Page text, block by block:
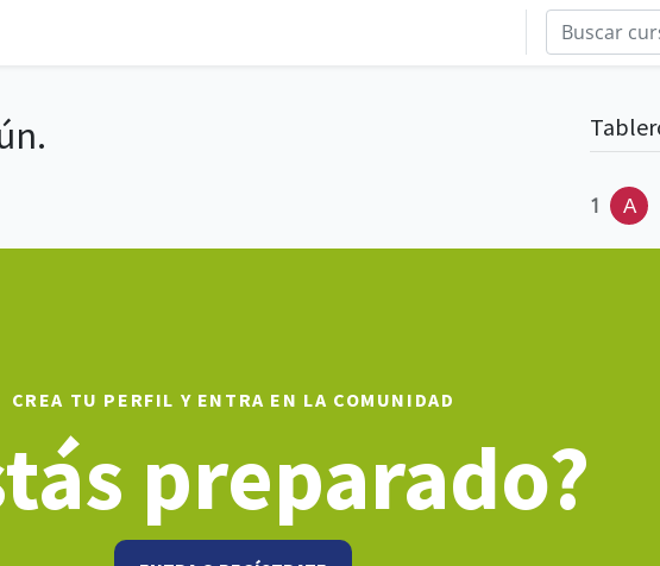
1
CREA TU PERFIL Y ENTRA EN LA COMUNIDAD
preparado?